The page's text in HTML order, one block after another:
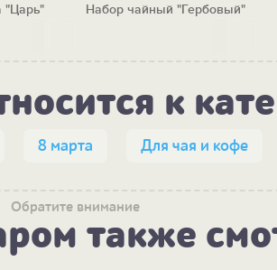
"Царь" Набор чайный "Гербовый"
к
8 марта Для чая и кофе
Обратите внимание
также